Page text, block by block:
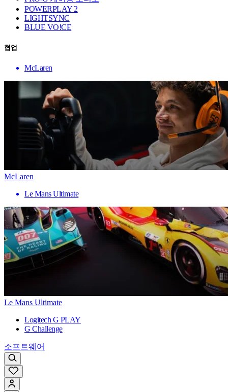
POWERPLAY 2
LIGHTSYNC
BLUE VO!CE
협업
McLaren
McLaren
Le Mans Ultimate
Le Mans Ultimate
Logitech G PLAY
G Challenge
소프트웨어